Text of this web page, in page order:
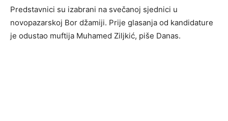
Predstavnici su izabrani na svečanoj sjednici u
novopazarskoj Bor džamiji. Prije glasanja od kandidature
je odustao muftija Muhamed Ziljkić, piše Danas.